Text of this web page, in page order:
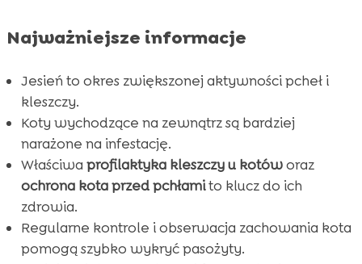
 pchły i kleszcze u kota jesienią
 FAQ
Najważniejsze informacje
Jesień to okres zwiększonej aktywności pcheł i
kleszczy.
Koty wychodzące na zewnątrz są bardziej
narażone na infestację.
Właściwa profilaktyka kleszczy u kotóworaz
ochrona kota przed pchłamito klucz do ich
zdrowia.
Regularne kontrole i obserwacja zachowania kota
pomogą szybko wykryć pasożyty.